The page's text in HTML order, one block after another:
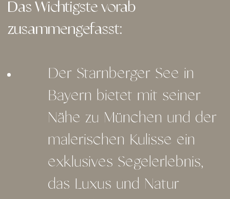
Das Wichtigste vorab
zusammengefasst:
Der Starnberger See in
Bayern bietet mit seiner
Nähe zu München und der
malerischen Kulisse ein
exklusives Segelerlebnis,
das Luxus und Natur